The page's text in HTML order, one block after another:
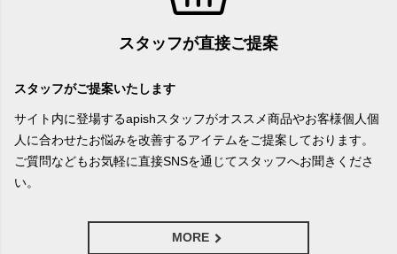
スタッフが直接ご提案
スタッフがご提案いたします
サイト内に登場するapishスタッフがオススメ商品やお客様個人個
人に合わせたお悩みを改善するアイテムをご提案しております。
ご質問などもお気軽に直接SNSを通じてスタッフへお聞きくださ
い。
MORE